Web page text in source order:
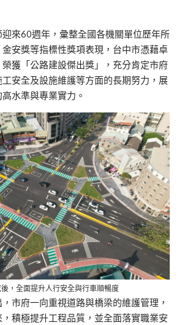
來60週年，彙整全國各機關單位歷年所
安獎等指標性獎項表現，台中市憑藉卓
獲「公路建設傑出獎」，充分肯定市府
安全及設施維護等方面的長期努力，展
水準與專業實力。
，全面提升人行安全與行車順暢度
市府一向重視道路與橋梁的維護管理，
積極提升工程品質，並全面落實職業安